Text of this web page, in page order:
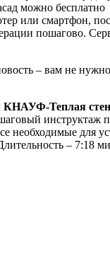
можно
или смартфон,
пошагово.
– вам не
КНАУФ-Теплая
инструктаж
необходимые для
– 7:18